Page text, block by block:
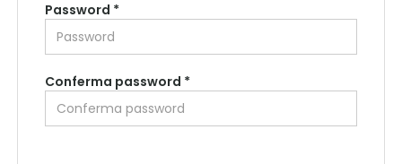
lavoro
il
CV
Login
Password *
Conferma password *